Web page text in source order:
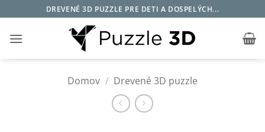
to
content
DREVENÉ 3D PUZZLE PRE DETI A DOSPELÝCH...
Domov / Drevené 3D puzzle